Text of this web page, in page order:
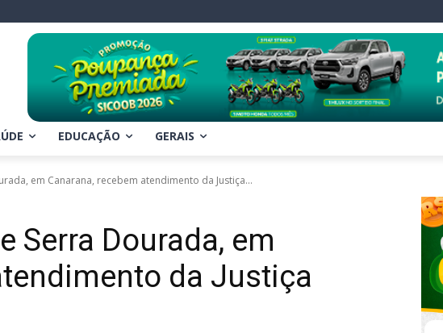
EDUCAÇÃO GERAIS
em Canarana, recebem atendimento da Justiça...
Serra Dourada, em
da Justiça